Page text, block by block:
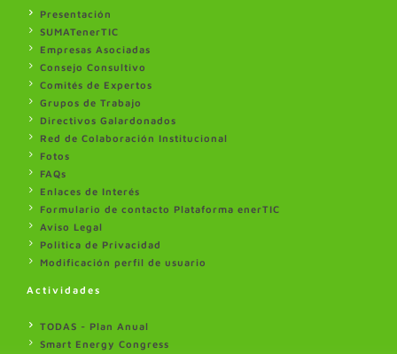
Presentación
SUMATenerTIC
Empresas Asociadas
Consejo Consultivo
Comités de Expertos
Grupos de Trabajo
Directivos Galardonados
Red de Colaboración Institucional
Fotos
FAQs
Enlaces de Interés
Formulario de contacto Plataforma enerTIC
Aviso Legal
Politica de Privacidad
Modificación perfil de usuario
Actividades
TODAS - Plan Anual
Smart Energy Congress